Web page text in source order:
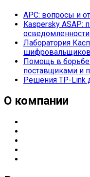
APC: вопросы и
Kaspersky ASAP:
Лаборатория
шифровальщиков
Помощь в
поставщиками и
Решения TP-Link
О компании